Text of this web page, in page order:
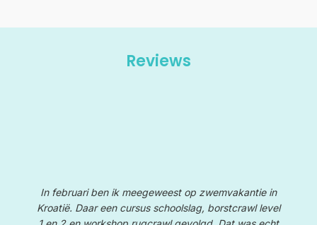
Reviews
In februari ben ik meegeweest op zwemvakantie in
Kroatië. Daar een cursus schoolslag, borstcrawl level